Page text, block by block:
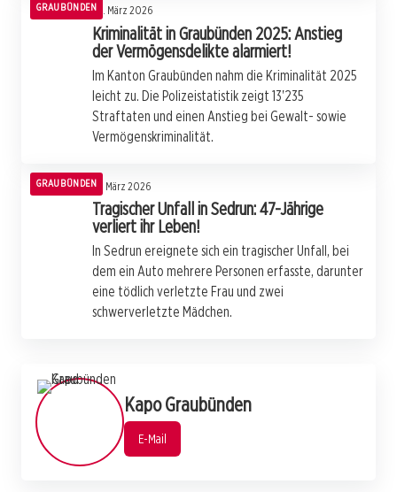
GRAUBÜNDEN23. März 2026
Kriminalität in Graubünden 2025: Anstieg
der Vermögensdelikte alarmiert!
Im Kanton Graubünden nahm die Kriminalität 2025
leicht zu. Die Polizeistatistik zeigt 13'235
Straftaten und einen Anstieg bei Gewalt- sowie
Vermögenskriminalität.
GRAUBÜNDEN21. März 2026
Tragischer Unfall in Sedrun: 47-Jährige
verliert ihr Leben!
In Sedrun ereignete sich ein tragischer Unfall, bei
dem ein Auto mehrere Personen erfasste, darunter
eine tödlich verletzte Frau und zwei
schwerverletzte Mädchen.
Kapo Graubünden
E-Mail